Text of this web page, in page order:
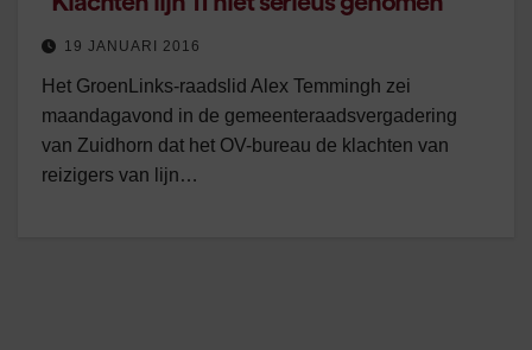
19 JANUARI 2016
Het GroenLinks-raadslid Alex Temmingh zei
maandagavond in de gemeenteraadsvergadering
van Zuidhorn dat het OV-bureau de klachten van
reizigers van lijn…